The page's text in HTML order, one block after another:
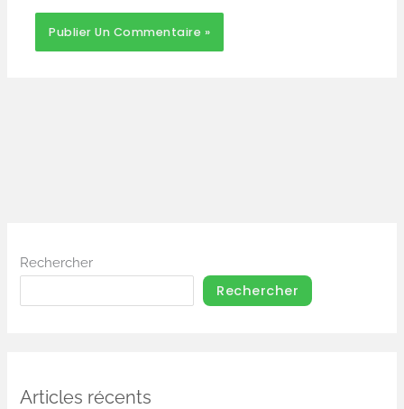
Rechercher
Rechercher
Articles récents